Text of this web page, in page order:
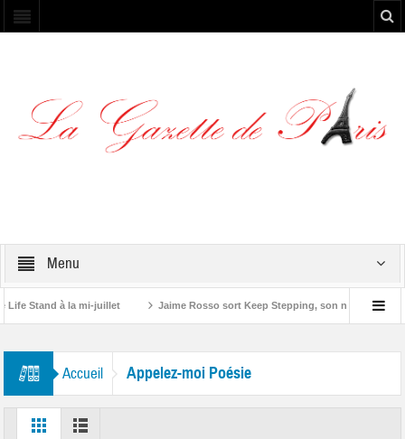
Menu
Stand à la mi-juillet Jaime Rosso sort Keep Stepping, son nouvel EP
Accueil Appelez-moi Poésie